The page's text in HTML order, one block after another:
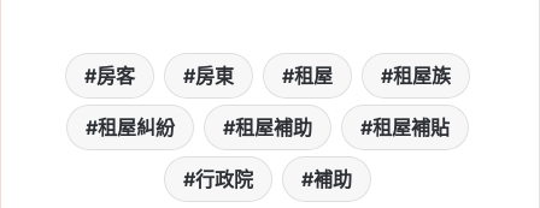
房客 房東 租屋 租屋族
租屋糾紛 租屋補助 租屋補貼
行政院 補助